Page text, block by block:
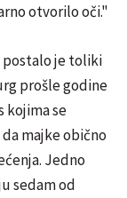
otvorilo oči."
postalo je toliki
prošle godine
kojima se
majke obično
Jedno
sedam od